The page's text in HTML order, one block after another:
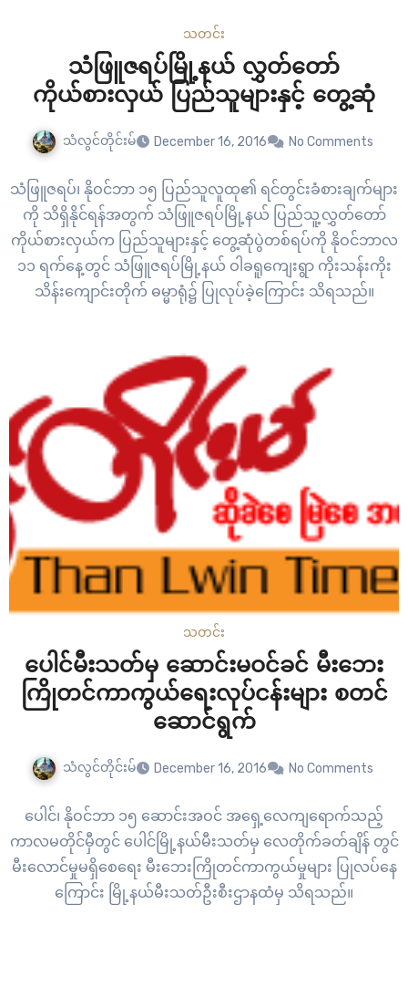
သတင်း
သံဖြူဇရပ်မြို့နယ် လွှတ်တော်
ကိုယ်စားလှယ် ပြည်သူများနှင့် တွေ့ဆုံ
သံလွင်တိုင်းမ် December 16, 2016 No Comments
သံဖြူဇရပ်၊ နိုဝင်ဘာ ၁၅ ပြည်သူလူထု၏ ရင်တွင်းခံစားချက်များ
ကို သိရှိနိုင်ရန်အတွက် သံဖြူဇရပ်မြို့နယ် ပြည်သူ့လွှတ်တော်
ကိုယ်စားလှယ်က ပြည်သူများနှင့် တွေ့ဆုံပွဲတစ်ရပ်ကို နိုဝင်ဘာလ
၁၁ ရက်နေ့တွင် သံဖြူဇရပ်မြို့နယ် ဝါခရူကျေးရွာ ကိုးသန်းကိုး
သိန်းကျောင်းတိုက် ဓမ္မာရုံ၌ ပြုလုပ်ခဲ့ကြောင်း သိရသည်။
သတင်း
ပေါင်မီးသတ်မှ ဆောင်းမဝင်ခင် မီးဘေး
ကြိုတင်ကာကွယ်ရေးလုပ်ငန်းများ စတင်
ဆောင်ရွက်
သံလွင်တိုင်းမ် December 16, 2016 No Comments
ပေါင်၊ နိုဝင်ဘာ ၁၅ ဆောင်းအဝင် အရှေ့လေကျရောက်သည့်
ကာလမတိုင်မှီတွင် ပေါင်မြို့နယ်မီးသတ်မှ လေတိုက်ခတ်ချိန် တွင်
မီးလောင်မှုမရှိစေရေး မီးဘေးကြိုတင်ကာကွယ်မှုများ ပြုလပ်နေ
ကြောင်း မြို့နယ်မီးသတ်ဦးစီးဌာနထံမှ သိရသည်။